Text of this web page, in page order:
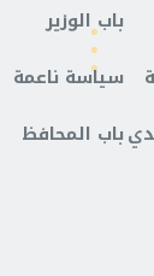
باب الوزير
سياسة ناعمة
باب المحافظ